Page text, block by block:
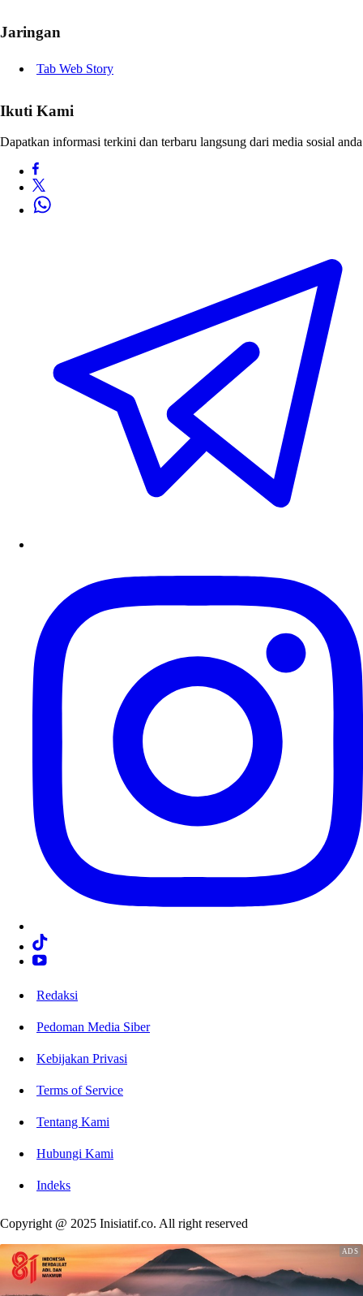
Jaringan
Tab Web Story
Ikuti Kami
Dapatkan informasi terkini dan terbaru langsung dari media sosial anda
Redaksi
Pedoman Media Siber
Kebijakan Privasi
Terms of Service
Tentang Kami
Hubungi Kami
Indeks
Copyright @ 2025 Inisiatif.co. All right reserved